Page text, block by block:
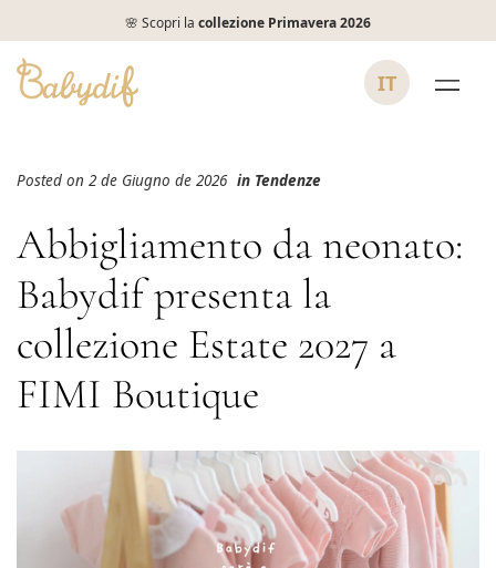
🌸 Scopri la collezione Primavera 2026
IT
Posted on 2 de Giugno de 2026 in Tendenze
Abbigliamento da neonato:
Babydif presenta la
collezione Estate 2027 a
FIMI Boutique